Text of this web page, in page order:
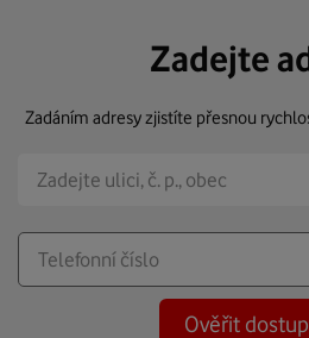
Zadejte
Zadáním adresy zjistíte přesnou
Ověřit